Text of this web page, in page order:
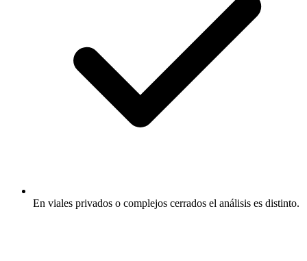
En viales privados o complejos cerrados el análisis es distinto.